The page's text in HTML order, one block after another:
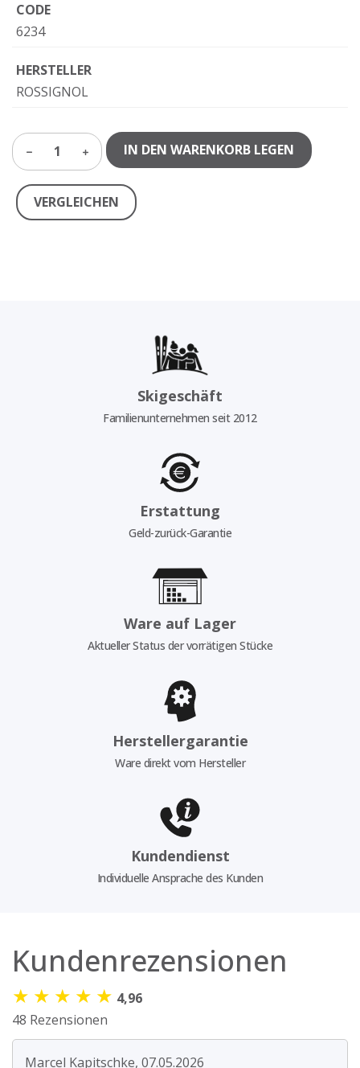
CODE
6234
HERSTELLER
ROSSIGNOL
1 IN DEN WARENKORB LEGEN
VERGLEICHEN
Skigeschäft
Familienunternehmen seit 2012
Erstattung
Geld-zurück-Garantie
Ware auf Lager
Aktueller Status der vorrätigen Stücke
Herstellergarantie
Ware direkt vom Hersteller
Kundendienst
Individuelle Ansprache des Kunden
Kundenrezensionen
★ ★ ★ ★ ★ 4,96
48 Rezensionen
Marcel Kapitschke, 07.05.2026